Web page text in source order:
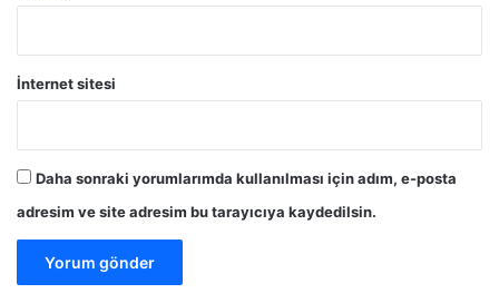
İnternet sitesi
Daha sonraki yorumlarımda kullanılması için adım, e-posta
adresim ve site adresim bu tarayıcıya kaydedilsin.